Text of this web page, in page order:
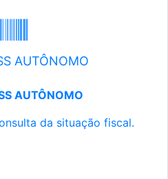
AUTÔNOMO
AUTÔNOMO
da situação fiscal.